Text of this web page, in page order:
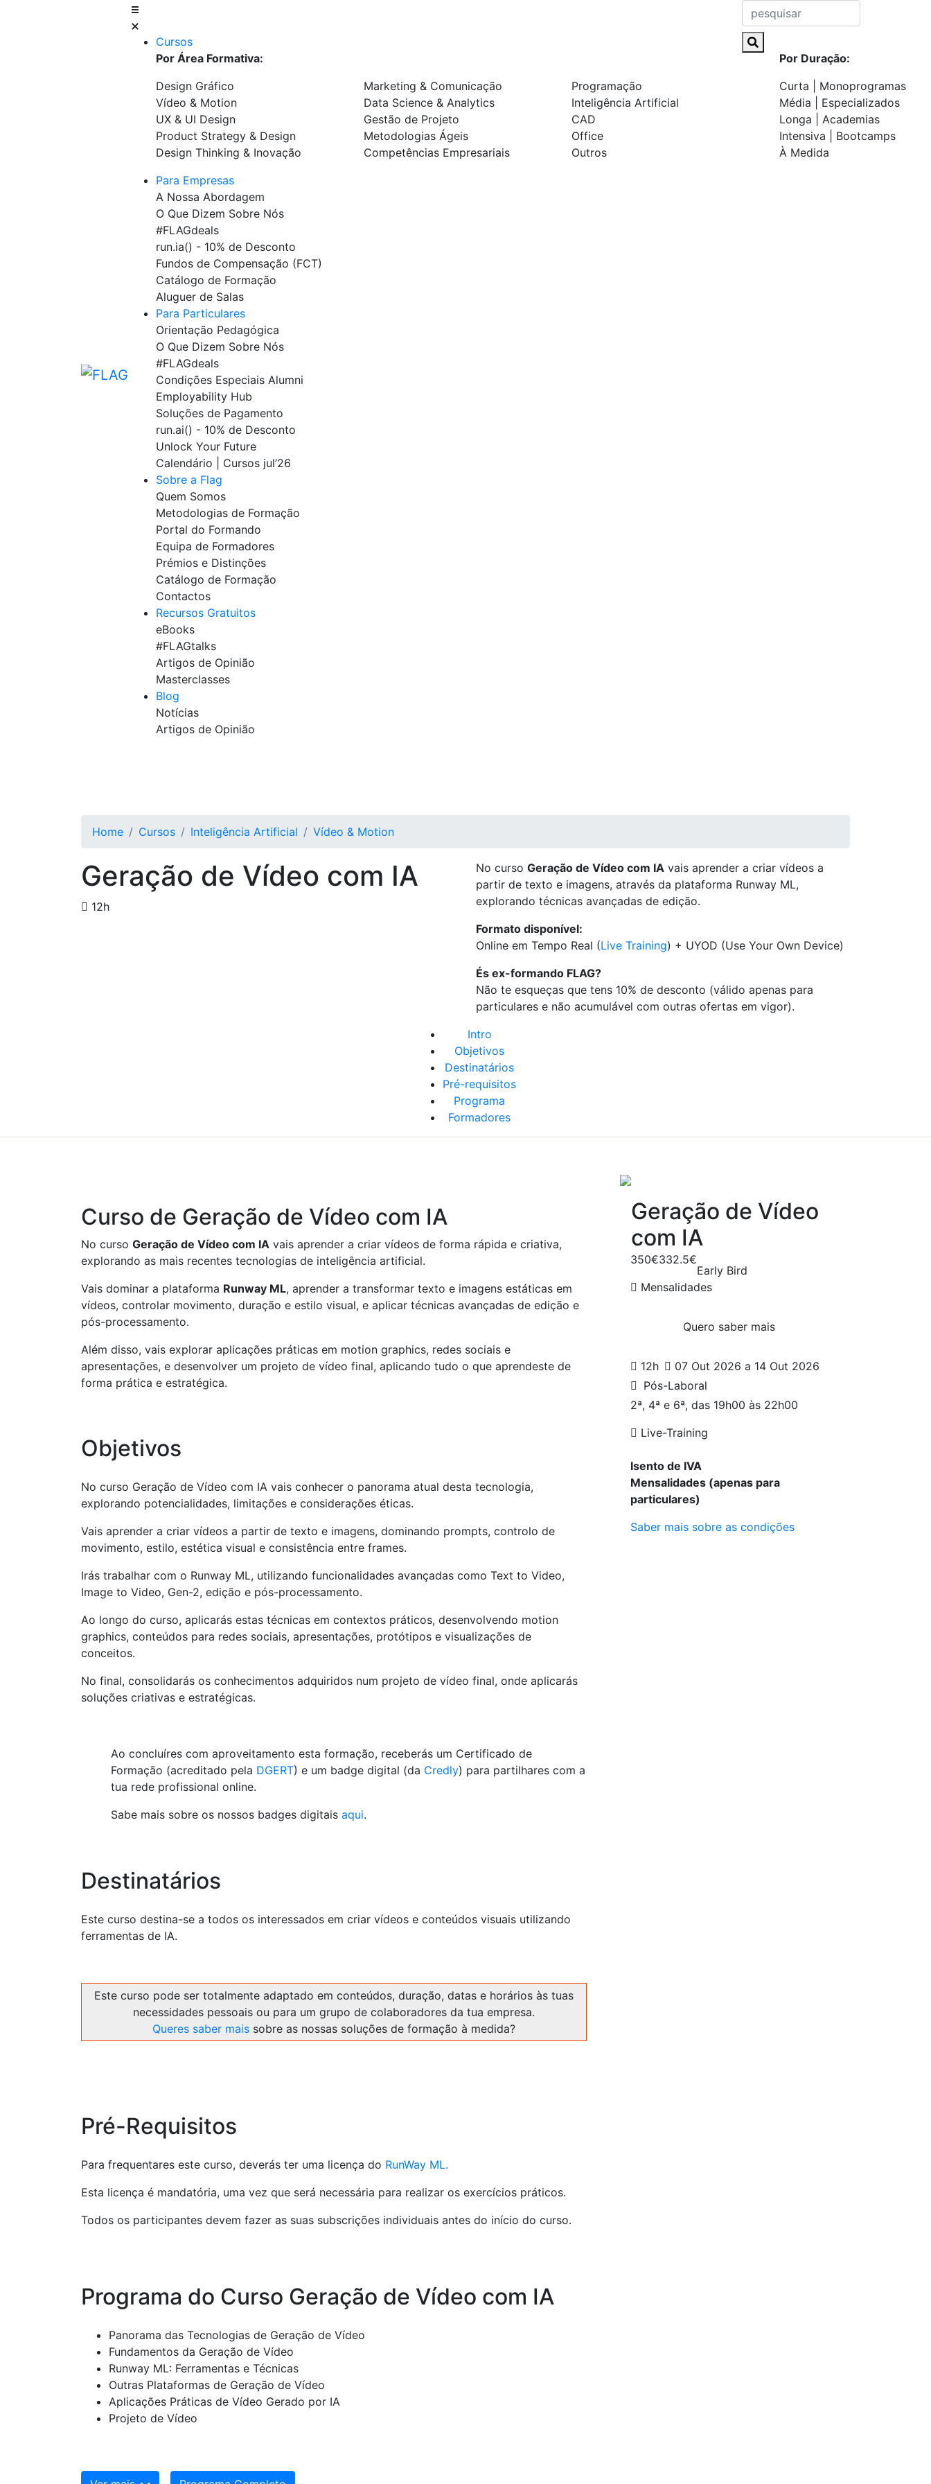
Cursos
Por Área Formativa:
Por Duração:
Design Gráfico
Vídeo & Motion
UX & UI Design
Product Strategy & Design
Design Thinking & Inovação
Marketing & Comunicação
Data Science & Analytics
Gestão de Projeto
Metodologias Ágeis
Competências Empresariais
Programação
Inteligência Artificial
CAD
Office
Outros
Curta | Monoprogramas
Média | Especializados
Longa | Academias
Intensiva | Bootcamps
À Medida
Para Empresas
A Nossa Abordagem
O Que Dizem Sobre Nós
#FLAGdeals
run.ia() - 10% de Desconto
Fundos de Compensação (FCT)
Catálogo de Formação
Aluguer de Salas
Para Particulares
Orientação Pedagógica
O Que Dizem Sobre Nós
#FLAGdeals
Condições Especiais Alumni
Employability Hub
Soluções de Pagamento
run.ai() - 10% de Desconto
Unlock Your Future
Calendário | Cursos jul’26
Sobre a Flag
Quem Somos
Metodologias de Formação
Portal do Formando
Equipa de Formadores
Prémios e Distinções
Catálogo de Formação
Contactos
Recursos Gratuitos
eBooks
#FLAGtalks
Artigos de Opinião
Masterclasses
Blog
Notícias
Artigos de Opinião
Home Cursos Inteligência Artificial Vídeo & Motion
Geração de Vídeo com IA
12h
No curso Geração de Vídeo com IA vais aprender a criar vídeos a
partir de texto e imagens, através da plataforma Runway ML,
explorando técnicas avançadas de edição.
Formato disponível:
Online em Tempo Real (Live Training) + UYOD (Use Your Own Device)
És ex-formando FLAG?
Não te esqueças que tens 10% de desconto (válido apenas para
particulares e não acumulável com outras ofertas em vigor).
Intro
Objetivos
Destinatários
Pré-requisitos
Programa
Formadores
Curso de Geração de Vídeo com IA
No curso Geração de Vídeo com IA vais aprender a criar vídeos de forma rápida e criativa,
explorando as mais recentes tecnologias de inteligência artificial.
Vais dominar a plataforma Runway ML, aprender a transformar texto e imagens estáticas em
vídeos, controlar movimento, duração e estilo visual, e aplicar técnicas avançadas de edição e
pós-processamento.
Além disso, vais explorar aplicações práticas em motion graphics, redes sociais e
apresentações, e desenvolver um projeto de vídeo final, aplicando tudo o que aprendeste de
forma prática e estratégica.
Objetivos
No curso Geração de Vídeo com IA vais conhecer o panorama atual desta tecnologia,
explorando potencialidades, limitações e considerações éticas.
Vais aprender a criar vídeos a partir de texto e imagens, dominando prompts, controlo de
movimento, estilo, estética visual e consistência entre frames.
Irás trabalhar com o Runway ML, utilizando funcionalidades avançadas como Text to Video,
Image to Video, Gen-2, edição e pós-processamento.
Ao longo do curso, aplicarás estas técnicas em contextos práticos, desenvolvendo motion
graphics, conteúdos para redes sociais, apresentações, protótipos e visualizações de
conceitos.
No final, consolidarás os conhecimentos adquiridos num projeto de vídeo final, onde aplicarás
soluções criativas e estratégicas.
Ao concluíres com aproveitamento esta formação, receberás um Certificado de
Formação (acreditado pela DGERT) e um badge digital (da Credly) para partilhares com a
tua rede profissional online.
Sabe mais sobre os nossos badges digitais aqui.
Destinatários
Este curso destina-se a todos os interessados em criar vídeos e conteúdos visuais utilizando
ferramentas de IA.
Este curso pode ser totalmente adaptado em conteúdos, duração, datas e horários às tuas
necessidades pessoais ou para um grupo de colaboradores da tua empresa.
Queres saber mais sobre as nossas soluções de formação à medida?
Pré-Requisitos
Para frequentares este curso, deverás ter uma licença do RunWay ML.
Esta licença é mandatória, uma vez que será necessária para realizar os exercícios práticos.
Todos os participantes devem fazer as suas subscrições individuais antes do início do curso.
Programa do Curso Geração de Vídeo com IA
Panorama das Tecnologias de Geração de Vídeo
Fundamentos da Geração de Vídeo
Runway ML: Ferramentas e Técnicas
Outras Plataformas de Geração de Vídeo
Aplicações Práticas de Vídeo Gerado por IA
Projeto de Vídeo
Geração de Vídeo
com IA
350€332.5€
Early Bird
Mensalidades
Quero saber mais
12h
07 Out 2026 a 14 Out 2026
Pós-Laboral
2ª, 4ª e 6ª, das 19h00 às 22h00
Live-Training
Isento de IVA
Mensalidades (apenas para
particulares)
Saber mais sobre as condições